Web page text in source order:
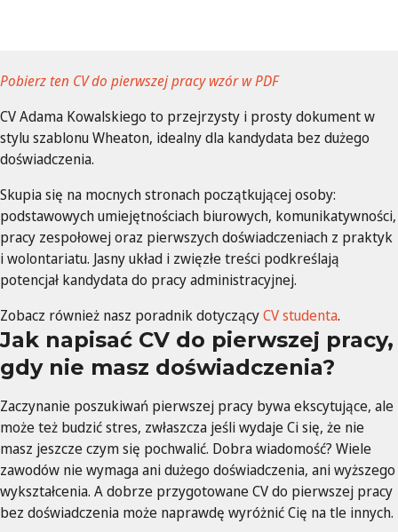
Pobierz ten CV do pierwszej pracy wzór w PDF
CV Adama Kowalskiego to przejrzysty i prosty dokument w
stylu szablonu Wheaton, idealny dla kandydata bez dużego
doświadczenia.
Skupia się na mocnych stronach początkującej osoby:
podstawowych umiejętnościach biurowych, komunikatywności,
pracy zespołowej oraz pierwszych doświadczeniach z praktyk
i wolontariatu. Jasny układ i zwięzłe treści podkreślają
potencjał kandydata do pracy administracyjnej.
Zobacz również nasz poradnik dotyczącyCV studenta.
Jak napisać CV do pierwszej pracy,
gdy nie masz doświadczenia?
Zaczynanie poszukiwań pierwszej pracy bywa ekscytujące, ale
może też budzić stres, zwłaszcza jeśli wydaje Ci się, że nie
masz jeszcze czym się pochwalić. Dobra wiadomość? Wiele
zawodów nie wymaga ani dużego doświadczenia, ani wyższego
wykształcenia. A dobrze przygotowane CV do pierwszej pracy
bez doświadczenia może naprawdę wyróżnić Cię na tle innych.